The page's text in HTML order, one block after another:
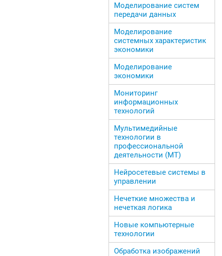
Моделирование систем
передачи данных
Моделирование
системных характеристик
экономики
Моделирование
экономики
Мониторинг
информационных
технологий
Мультимедийные
технологии в
профессиональной
деятельности (МТ)
Нейросетевые системы в
управлении
Нечеткие множества и
нечеткая логика
Новые компьютерные
технологии
Обработка изображений